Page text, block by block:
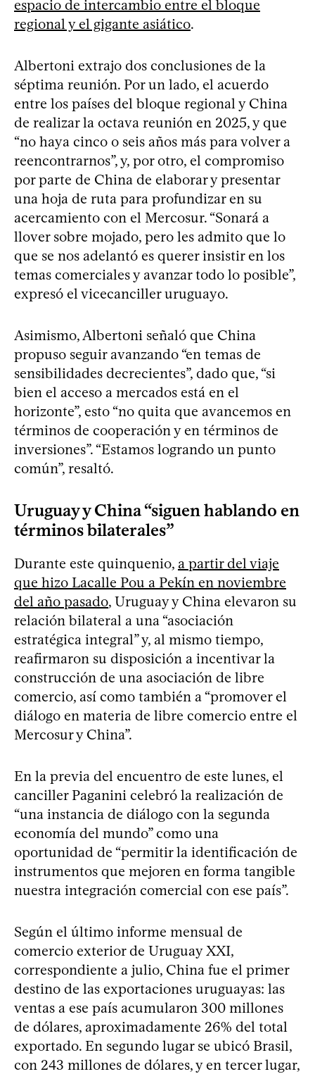
espacio de intercambio entre el bloque
regional y el gigante asiático.
Albertoni extrajo dos conclusiones de la
séptima reunión. Por un lado, el acuerdo
entre los países del bloque regional y China
de realizar la octava reunión en 2025, y que
“no haya cinco o seis años más para volver a
reencontrarnos”, y, por otro, el compromiso
por parte de China de elaborar y presentar
una hoja de ruta para profundizar en su
acercamiento con el Mercosur. “Sonará a
llover sobre mojado, pero les admito que lo
que se nos adelantó es querer insistir en los
temas comerciales y avanzar todo lo posible”,
expresó el vicecanciller uruguayo.
Asimismo, Albertoni señaló que China
propuso seguir avanzando “en temas de
sensibilidades decrecientes”, dado que, “si
bien el acceso a mercados está en el
horizonte”, esto “no quita que avancemos en
términos de cooperación y en términos de
inversiones”. “Estamos logrando un punto
común”, resaltó.
Uruguay y China “siguen hablando en
términos bilaterales”
Durante este quinquenio, a partir del viaje
que hizo Lacalle Pou a Pekín en noviembre
del año pasado, Uruguay y China elevaron su
relación bilateral a una “asociación
estratégica integral” y, al mismo tiempo,
reafirmaron su disposición a incentivar la
construcción de una asociación de libre
comercio, así como también a “promover el
diálogo en materia de libre comercio entre el
Mercosur y China”.
En la previa del encuentro de este lunes, el
canciller Paganini celebró la realización de
“una instancia de diálogo con la segunda
economía del mundo” como una
oportunidad de “permitir la identificación de
instrumentos que mejoren en forma tangible
nuestra integración comercial con ese país”.
Según el último informe mensual de
comercio exterior de Uruguay XXI,
correspondiente a julio, China fue el primer
destino de las exportaciones uruguayas: las
ventas a ese país acumularon 300 millones
de dólares, aproximadamente 26% del total
exportado. En segundo lugar se ubicó Brasil,
con 243 millones de dólares, y en tercer lugar,